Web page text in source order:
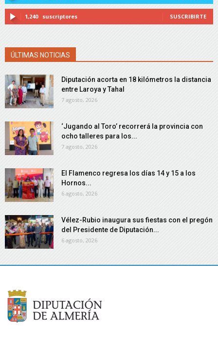
1,240 suscriptores SUSCRIBIRTE
ÚLTIMAS NOTICIAS
Diputación acorta en 18 kilómetros la distancia
entre Laroya y Tahal
7 agosto, 2026
‘Jugando al Toro’ recorrerá la provincia con
ocho talleres para los...
7 agosto, 2026
El Flamenco regresa los días 14 y 15 a los
Hornos...
6 agosto, 2026
Vélez-Rubio inaugura sus fiestas con el pregón
del Presidente de Diputación...
6 agosto, 2026